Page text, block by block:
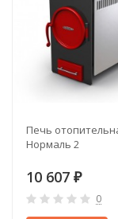
Печь
Нормаль 2
10 607 ₽
0